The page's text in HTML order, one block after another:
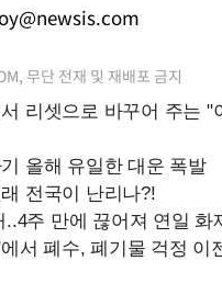
무단 전재 및 재배포 금지